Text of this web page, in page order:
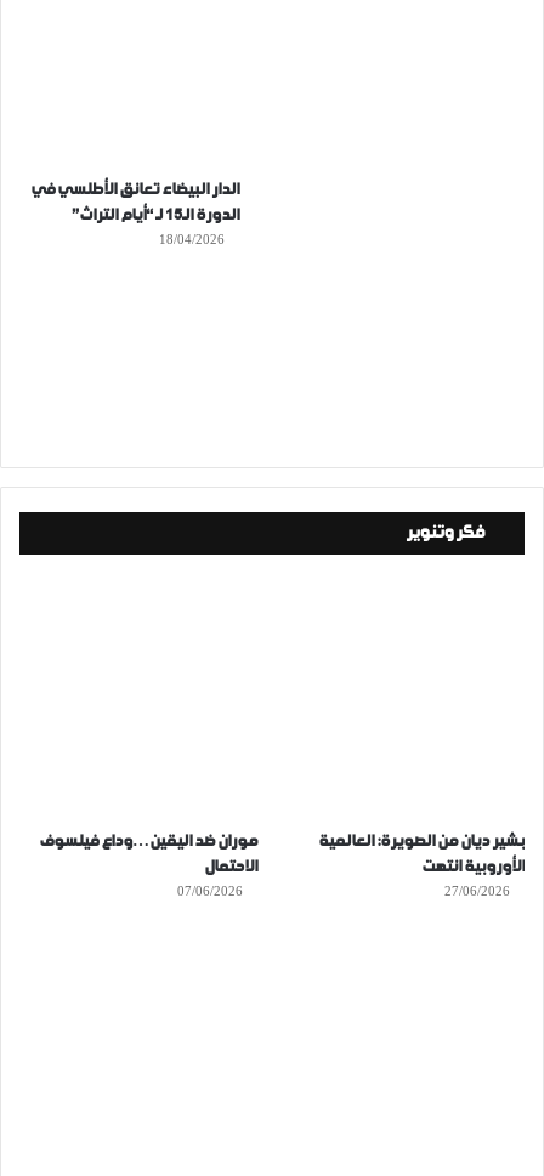
الدار البيضاء تعانق الأطلسي في
الدورة الـ15 لـ “أيام التراث”
18/04/2026
فكر وتنوير
بشير ديان من الصويرة: العالمية
الأوروبية انتهت
27/06/2026
موران ضد اليقين…وداع فيلسوف
الاحتمال
07/06/2026